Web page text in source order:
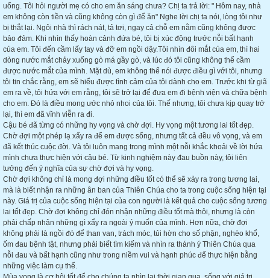
uống. Tôi hỏi người mẹ có cho em ăn sáng chưa? Chị ta trả lời: " Hôm nay, nhà
em không còn tiền và cũng không còn gì để ăn" Nghe lời chị ta nói, lòng tôi như
bị thắt lại. Ngôi nhà thì rách nát, tả tơi, ngay cả chỗ em nằm cũng không được
bảo đảm. Khi nhìn thấy hoàn cảnh đứa bé, tôi bị xúc động trước nỗi bất hạnh
của em. Tôi đến cầm lấy tay và đỡ em ngồi dậy.Tôi nhìn đôi mắt của em, thì hai
dòng nước mắt chảy xuống gò má gầy gò, và lúc đó tôi cũng không thể cầm
được nước mắt của mình. Mặt dù, em không thể nói được điều gì với tôi, nhưng
tôi tin chắc rằng, em sẽ hiểu được tình cảm của tôi dành cho em. Trước khi từ giã
em ra về, tôi hứa với em rằng, tôi sẽ trở lại để đưa em đi bệnh viện và chữa bệnh
cho em. Đó là điều mong ước nhỏ nhoi của tôi. Thế nhưng, tôi chưa kịp quay trở
lại, thì em đã vĩnh viễn ra đi.
Cậu bé đã từng có những hy vọng và chờ đợi. Hy vọng một tương lai tốt đẹp.
Chờ đợi một phép lạ xẩy ra để em được sống, nhưng tất cả đều vô vọng, và em
đã kết thúc cuộc đời. Và tôi luôn mang trong mình một nỗi khắc khoải về lời hứa
mình chưa thực hiện với cậu bé. Từ kinh nghiệm này đau buồn này, tôi liên
tưởng đến ý nghĩa của sự chờ đợi và hy vọng.
Chờ đợi không chỉ là mong đợi những điều tốt có thể sẽ xảy ra trong tương lai,
mà là biết nhận ra những ân ban của Thiên Chúa cho ta trong cuộc sống hiện tại
này. Giá trị của cuộc sống hiện tại của con người là kết quả cho cuộc sống tương
lai tốt đẹp. Chờ đợi không chỉ đón nhận những điều tốt mà thôi, nhưng là còn
phải chấp nhận những gì xẩy ra ngoài ý muốn của mình. Hơn nữa, chờ đợi
không phải là ngồi đó để than van, trách móc, tủi hờn cho số phận, nghèo khổ,
ốm đau bệnh tật, nhưng phải biết tìm kiếm và nhìn ra thánh ý Thiên Chúa qua
nỗi đau và bất hạnh cũng như trong niềm vui và hạnh phúc để thực hiện bằng
những việc làm cụ thể.